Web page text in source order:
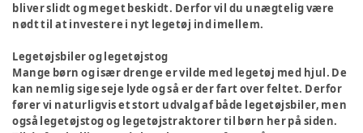
bliver slidt og meget beskidt. Derfor vil du unægtelig være
nødt til at investere i nyt legetøj ind imellem.
Legetøjsbiler og legetøjstog
Mange børn og især drenge er vilde med legetøj med hjul. De
kan nemlig sige seje lyde og så er der fart over feltet. Derfor
fører vi naturligvis et stort udvalg af både legetøjsbiler, men
også legetøjstog og legetøjstraktorer til børn her på siden.